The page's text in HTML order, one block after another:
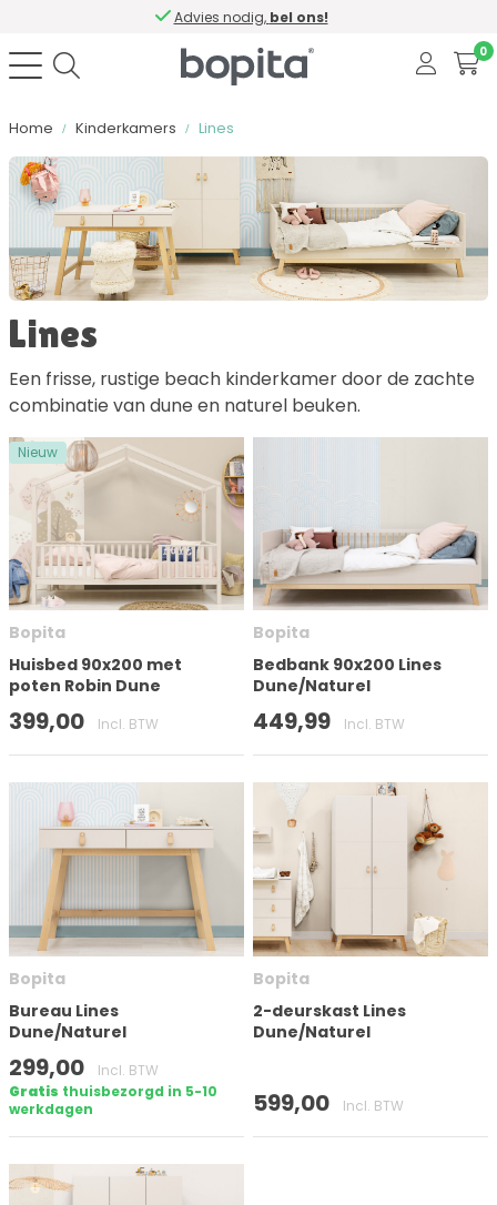
Advies nodig, bel ons!
0
Home Kinderkamers Lines
Sorteer op
Kleur
Materiaal
Bevat softclose
Aantal lades
Aantal deuren
Matrasmaat (cm)
Hoogte
Op voorraad
Merk
Filter toepassen
Lines
Een frisse, rustige beach kinderkamer door de zachte
combinatie van dune en naturel beuken.
Nieuw
Bopita
Huisbed 90x200 met
poten Robin Dune
399,00 Incl. BTW
Bopita
Bedbank 90x200 Lines
Dune/Naturel
449,99 Incl. BTW
Bopita
Bureau Lines
Dune/Naturel
299,00
Incl. BTW
Gratis thuisbezorgd in 5-10
werkdagen
Bopita
2-deurskast Lines
Dune/Naturel
599,00 Incl. BTW